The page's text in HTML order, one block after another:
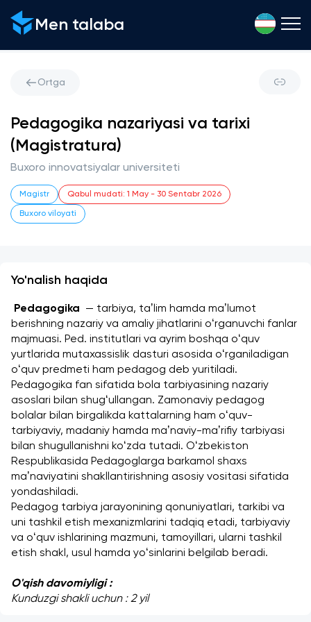
Men talaba
Ortga
Pedagogika nazariyasi va tarixi
(Magistratura)
Buxoro innovatsiyalar universiteti
Magistr Qabul mudati: 1 May - 30 Sentabr 2026
Buxoro viloyati
Yo'nalish haqida
Pedagogika — tarbiya, taʼlim hamda maʼlumot
berishning nazariy va amaliy jihatlarini oʻrganuvchi fanlar
majmuasi. Ped. institutlari va ayrim boshqa oʻquv
yurtlarida mutaxassislik dasturi asosida oʻrganiladigan
oʻquv predmeti ham pedagog deb yuritiladi.
Pedagogika fan sifatida bola tarbiyasining nazariy
asoslari bilan shugʻullangan. Zamonaviy pedagog
bolalar bilan birgalikda kattalarning ham oʻquv-
tarbiyaviy, madaniy hamda maʼnaviy-maʼrifiy tarbiyasi
bilan shugullanishni koʻzda tutadi. Oʻzbekiston
Respublikasida Pedagoglarga barkamol shaxs
maʼnaviyatini shakllantirishning asosiy vositasi sifatida
yondashiladi.
Pedagog tarbiya jarayonining qonuniyatlari, tarkibi va
uni tashkil etish mexanizmlarini tadqiq etadi, tarbiyaviy
va oʻquv ishlarining mazmuni, tamoyillari, ularni tashkil
etish shakl, usul hamda yoʻsinlarini belgilab beradi.
O'qish davomiyligi :
Kunduzgi shakli uchun : 2 yil